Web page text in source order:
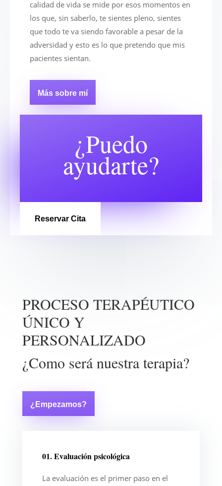
calidad de vida se mide por esos momentos en
los que, sin saberlo, te sientes pleno, sientes
que todo te va siendo favorable a pesar de la
adversidad y esto es lo que pretendo que mis
pacientes sientan.
Más sobre mí
¿Puedo
ayudarte?
Reservar Cita
PROCESO TERAPÉUTICO
ÚNICO Y
PERSONALIZADO
¿Como será nuestra terapia?
¿Empezamos?
01. Evaluación psicológica
La evaluación es el primer paso en el